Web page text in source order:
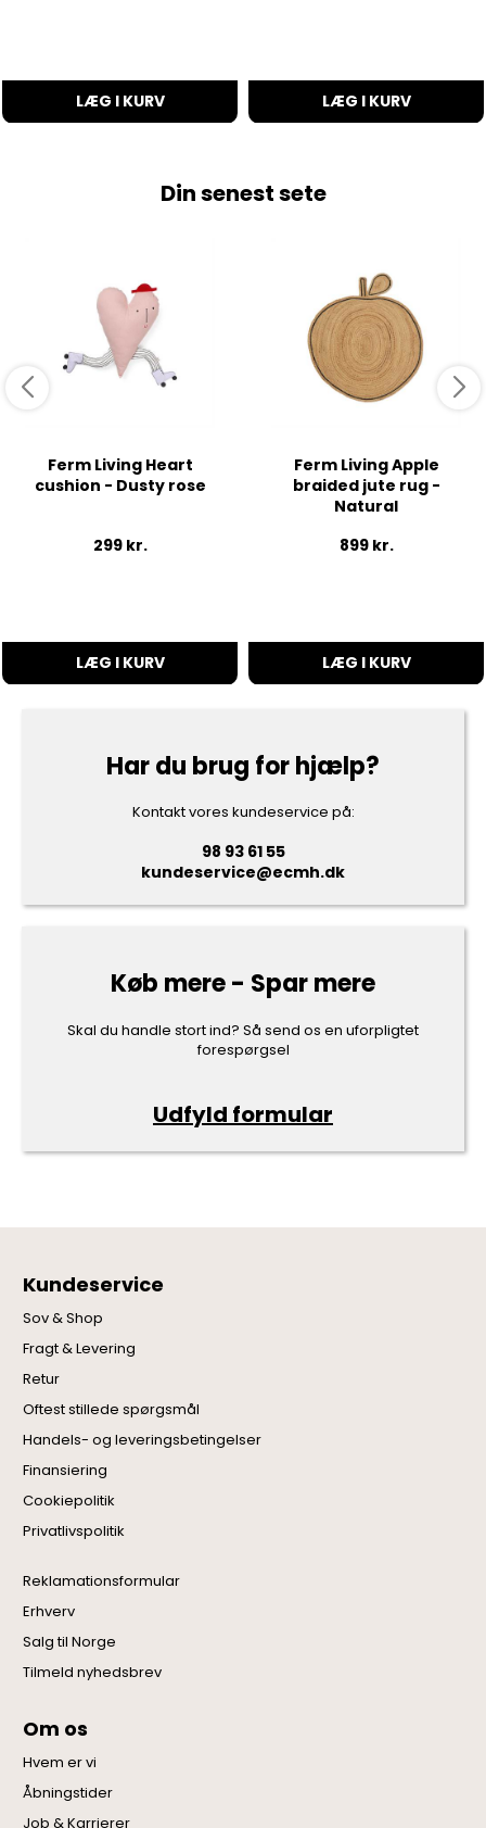
LÆG I KURV LÆG I KURV
Din senest sete
Ferm Living Heart
cushion - Dusty rose
299 kr.
LÆG I KURV
Ferm Living Apple
braided jute rug -
Natural
899 kr.
LÆG I KURV
Har du brug for hjælp?
Kontakt vores kundeservice på:
98 93 61 55
kundeservice@ecmh.dk
Køb mere - Spar mere
Skal du handle stort ind? Så send os en uforpligtet
forespørgsel
Udfyld formular
Kundeservice
Sov & Shop
Fragt & Levering
Retur
Oftest stillede spørgsmål
Handels- og leveringsbetingelser
Finansiering
Cookiepolitik
Privatlivspolitik
Reklamationsformular
Erhverv
Salg til Norge
Tilmeld nyhedsbrev
Om os
Hvem er vi
Åbningstider
Job & Karrierer